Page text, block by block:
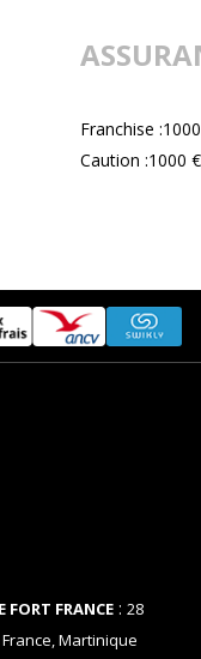
Franchise
Caution :1000 €
FORT FRANCE: 28
Martinique